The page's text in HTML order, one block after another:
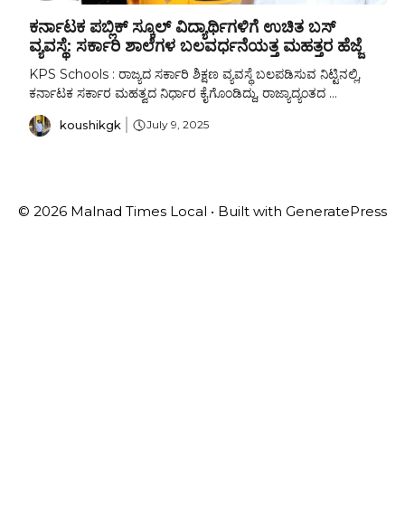
ಕರ್ನಾಟಕ ಪಬ್ಲಿಕ್ ಸ್ಕೂಲ್ ವಿದ್ಯಾರ್ಥಿಗಳಿಗೆ ಉಚಿತ ಬಸ್
ವ್ಯವಸ್ಥೆ: ಸರ್ಕಾರಿ ಶಾಲೆಗಳ ಬಲವರ್ಧನೆಯತ್ತ ಮಹತ್ತರ ಹೆಜ್ಜೆ
KPS Schools : ರಾಜ್ಯದ ಸರ್ಕಾರಿ ಶಿಕ್ಷಣ ವ್ಯವಸ್ಥೆ ಬಲಪಡಿಸುವ ನಿಟ್ಟಿನಲ್ಲಿ,
ಕರ್ನಾಟಕ ಸರ್ಕಾರ ಮಹತ್ವದ ನಿರ್ಧಾರ ಕೈಗೊಂಡಿದ್ದು, ರಾಜ್ಯಾದ್ಯಂತದ ...
koushikgk July 9, 2025
© 2026 Malnad Times Local • Built with GeneratePress